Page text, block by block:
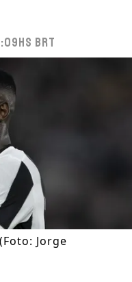
BRT
Jorge